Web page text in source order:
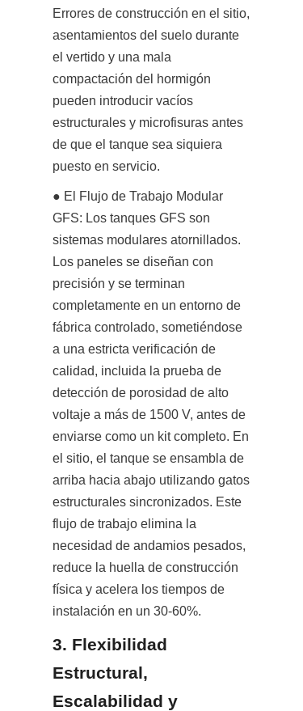
Errores de construcción en el sitio,
asentamientos del suelo durante
el vertido y una mala
compactación del hormigón
pueden introducir vacíos
estructurales y microfisuras antes
de que el tanque sea siquiera
puesto en servicio.
● El Flujo de Trabajo Modular
GFS: Los tanques GFS son
sistemas modulares atornillados.
Los paneles se diseñan con
precisión y se terminan
completamente en un entorno de
fábrica controlado, sometiéndose
a una estricta verificación de
calidad, incluida la prueba de
detección de porosidad de alto
voltaje a más de 1500 V, antes de
enviarse como un kit completo. En
el sitio, el tanque se ensambla de
arriba hacia abajo utilizando gatos
estructurales sincronizados. Este
flujo de trabajo elimina la
necesidad de andamios pesados,
reduce la huella de construcción
física y acelera los tiempos de
instalación en un 30-60%.
3. Flexibilidad
Estructural,
Escalabilidad y